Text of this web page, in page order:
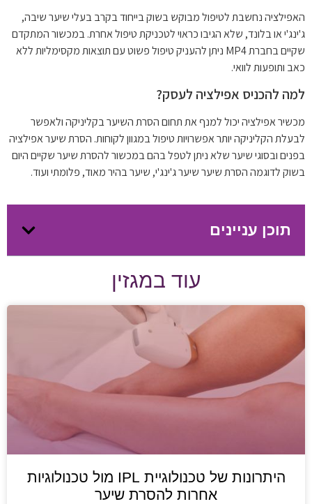
האפילציה נחשבת לטיפול מבוקש בשוק בייחוד בקרב בעלי שיער שיבה,
ג'ינג'י או בלונד, שלא הגיבו כראוי לטכניקת טיפול אחרת. במכשור המתקדם
שקיים בחברת MP4 ניתן להעניק טיפול פשוט עם תוצאות מקסימליות ללא
כאב ותופעות לוואי.
למה להכניס אפילציה לעסק?
מכשיר אפילציה יכול למנף את תחום הסרת השיער בקליניקה ולאפשר
לבעלת הקליניקה יותר אפשרויות טיפול במגוון לקוחות. הסרת שיער אפילציה
בפנים ובסוגי שיער שלא ניתן לטפל בהם במכשור להסרת שיער שקיים היום
בשוק לדוגמה הסרת שיער שיער ג'ינג'י, שיער בהיר מאוד, פלומתי ועוד.
תוכן עניינים
עוד במגזין
היתרונות של טכנולוגיית IPL מול טכנולוגיות
אחרות להסרת שיער